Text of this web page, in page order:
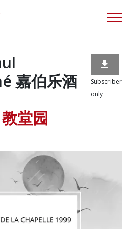
嘉伯乐酒
堂园

Subscriber
only